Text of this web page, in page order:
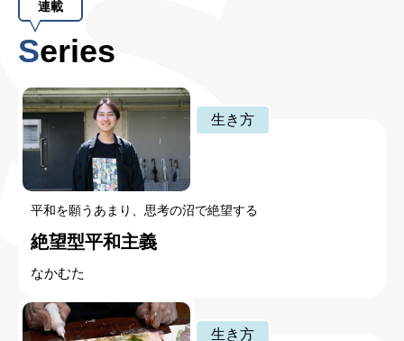
連載
Series
生き方
平和を願うあまり、思考の沼で絶望する
絶望型平和主義
なかむた
生き方